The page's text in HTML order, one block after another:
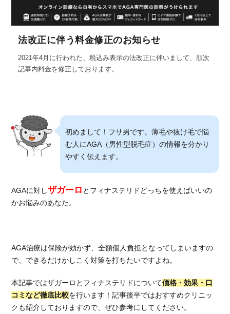
法改正に伴う料金修正のお知らせ
2021年4月に行われた、税込み表示の法改正に伴いまして、順次
記事内料金を修正しております。
初めまして！フサ男です。薄毛や抜け毛で悩
む人にAGA（男性型脱毛症）の情報を分かり
やすく伝えます。
AGAに対しザガーロ とフィナステリドどっちを使えばいいの
かお悩みのあなた。
AGA治療は保険が効かず、全額個人負担となってしまいますの
で、できるだけかしこく対策を打ちたいですよね。
本記事ではザガーロとフィナステリドについて価格・効果・口
コミなど徹底比較を行います！記事後半ではおすすめクリニッ
クも紹介しておりますので、ぜひ参考にしてください。